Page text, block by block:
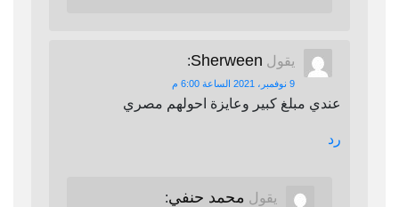
يقول Sherween
:
9 نوفمبر، 2021 الساعة 6:00 م
عندي مبلغ كبير وعايزة احولهم مصري
رد
يقول محمد حنفي: